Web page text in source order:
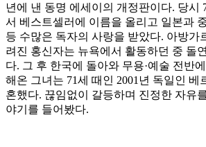
년에 낸 동명 에세이의 개정판이다. 당시
서 베스트셀러에 이름을 올리고 일본과
등 수많은 독자의 사랑을 받았다. 아방가
려진 홍신자는 뉴욕에서 활동하던 중 돌
다. 그 후 한국에 돌아와 무용·예술 전반
해온 그녀는 71세 때인 2001년 독일인 베
혼했다. 끊임없이 갈등하며 진정한 자유
야기를 들어봤다.